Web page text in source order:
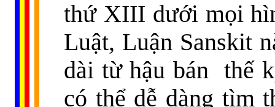
thứ XIII dưới mọi
Luật, Luận Sanskit
dài từ hậu bán thế
có thể dễ dàng tìm